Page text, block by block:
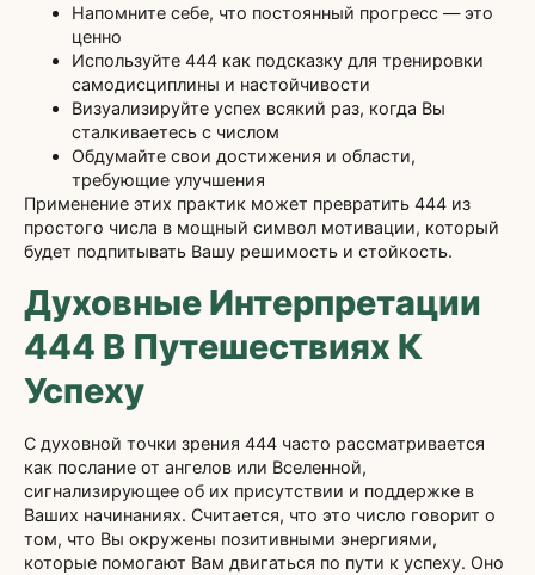
Напомните себе, что постоянный прогресс — это
ценно
Используйте 444 как подсказку для тренировки
самодисциплины и настойчивости
Визуализируйте успех всякий раз, когда Вы
сталкиваетесь с числом
Обдумайте свои достижения и области,
требующие улучшения
Применение этих практик может превратить 444 из
простого числа в мощный символ мотивации, который
будет подпитывать Вашу решимость и стойкость.
Духовные Интерпретации
444 В Путешествиях К
Успеху
С духовной точки зрения 444 часто рассматривается
как послание от ангелов или Вселенной,
сигнализирующее об их присутствии и поддержке в
Ваших начинаниях. Считается, что это число говорит о
том, что Вы окружены позитивными энергиями,
которые помогают Вам двигаться по пути к успеху. Оно